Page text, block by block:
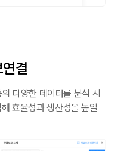
결
다양한 데이터를 분석 시
효율성과 생산성을 높일